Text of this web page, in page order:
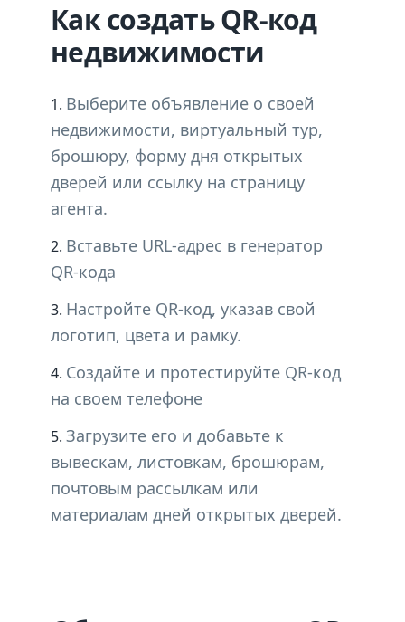
Как создать QR-код
недвижимости
Выберите объявление о своей
недвижимости, виртуальный тур,
брошюру, форму дня открытых
дверей или ссылку на страницу
агента.
Вставьте URL-адрес в генератор
QR-кода
Настройте QR-код, указав свой
логотип, цвета и рамку.
Создайте и протестируйте QR-код
на своем телефоне
Загрузите его и добавьте к
вывескам, листовкам, брошюрам,
почтовым рассылкам или
материалам дней открытых дверей.